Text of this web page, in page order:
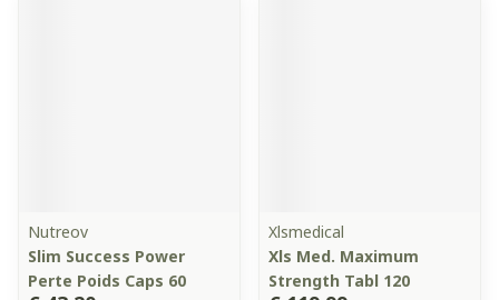
Nutreov
Slim Success Power
Perte Poids Caps 60
Xlsmedical
Xls Med. Maximum
Strength Tabl 120